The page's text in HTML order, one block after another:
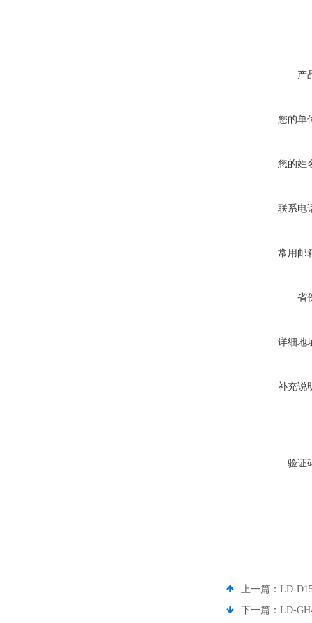
产
您的单
您的姓
联系电
常用邮
省
详细地
补充说
验证
上一篇： LD-
下一篇： LD-